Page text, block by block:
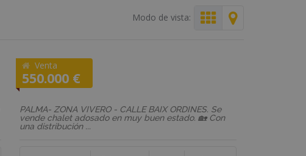
Modo de vista:
Venta
550.000 €
REF: 02420
Adosado
PALMA- ZONA VIVERO - CALLE BAIX ORDINES. Se
vende chalet adosado en muy buen estado. 🏡 Con
una distribución ...